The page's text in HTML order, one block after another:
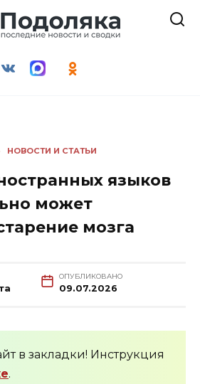
НОВОСТИ И СТАТЬИ
языков
может
мозга
ОПУБЛИКОВАНО
09.07.2026
в закладки! Инструкция
.